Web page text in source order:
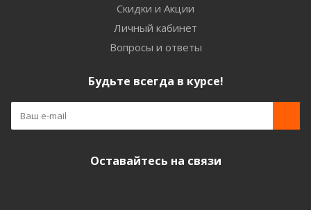
Скидки и Акции
Личный кабинет
Вопросы и ответы
Будьте всегда в курсе!
Оставайтесь на связи